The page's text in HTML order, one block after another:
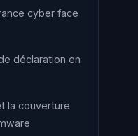
cyber face
déclaration en
la couverture